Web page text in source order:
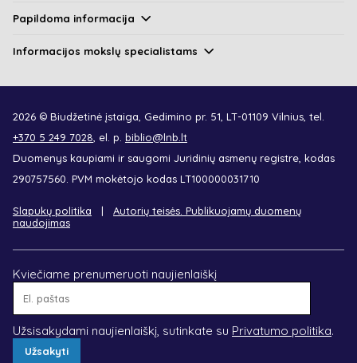
Papildoma informacija
Informacijos mokslų specialistams
2026 © Biudžetinė įstaiga, Gedimino pr. 51, LT-01109 Vilnius, tel.
+370 5 249 7028 , el. p. biblio@lnb.lt
Duomenys kaupiami ir saugomi Juridinių asmenų registre, kodas
290757560. PVM mokėtojo kodas LT100000031710
Slapukų politika
Autorių teisės. Publikuojamų duomenų
naudojimas
Kviečiame prenumeruoti naujienlaiškį
Užsisakydami naujienlaiškį, sutinkate su Privatumo politika.